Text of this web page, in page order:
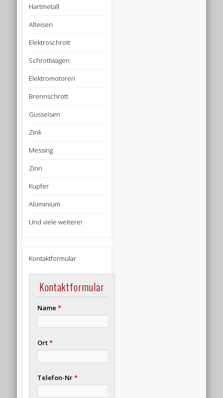
Hartmetall
Alteisen
Elektroschrott
Schrottwagen
Elektromotoren
Brennschrott
Gusseisen
Zink
Messing
Zinn
Kupfer
Aluminium
Und viele weitere!
Kontaktformular
Kontaktformular
Name *
Ort*
Telefon-Nr*